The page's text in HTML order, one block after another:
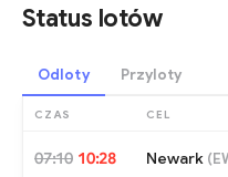
Status lotów
Odloty Przyloty
CZAS CEL
07:10 10:28 Newark (